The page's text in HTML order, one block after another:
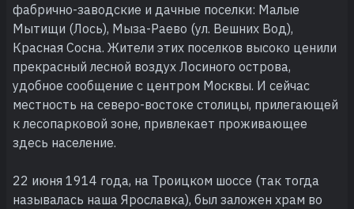
фабрично-заводские и дачные поселки: Малые
Мытищи (Лось), Мыза-Раево (ул. Вешних Вод),
Красная Сосна. Жители этих поселков высоко ценили
прекрасный лесной воздух Лосиного острова,
удобное сообщение с центром Москвы. И сейчас
местность на северо-востоке столицы, прилегающей
к лесопарковой зоне, привлекает проживающее
здесь население.
22 июня 1914 года, на Троицком шоссе (так тогда
называлась наша Ярославка), был заложен храм во